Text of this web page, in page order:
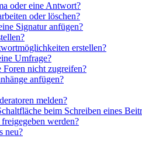
oder eine Antwort?
oder löschen?
Signatur anfügen?
erstellen?
Umfrage?
Foren nicht zugreifen?
anfügen?
melden?
beim Schreiben eines
werden?
neu?